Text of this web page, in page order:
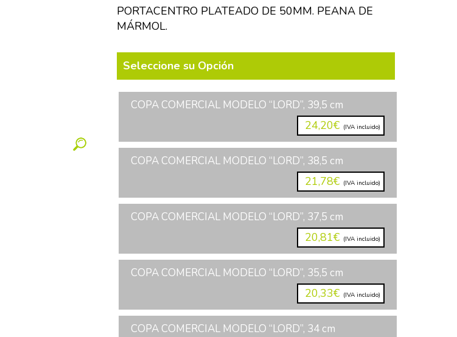
PORTACENTRO PLATEADO DE 50MM. PEANA DE
MÁRMOL.
Seleccione su Opción
COPA COMERCIAL MODELO “LORD”, 39,5 cm
24,20€ (IVA incluido)
COPA COMERCIAL MODELO “LORD”, 38,5 cm
21,78€ (IVA incluido)
COPA COMERCIAL MODELO “LORD”, 37,5 cm
20,81€ (IVA incluido)
COPA COMERCIAL MODELO “LORD”, 35,5 cm
20,33€ (IVA incluido)
COPA COMERCIAL MODELO “LORD”, 34 cm